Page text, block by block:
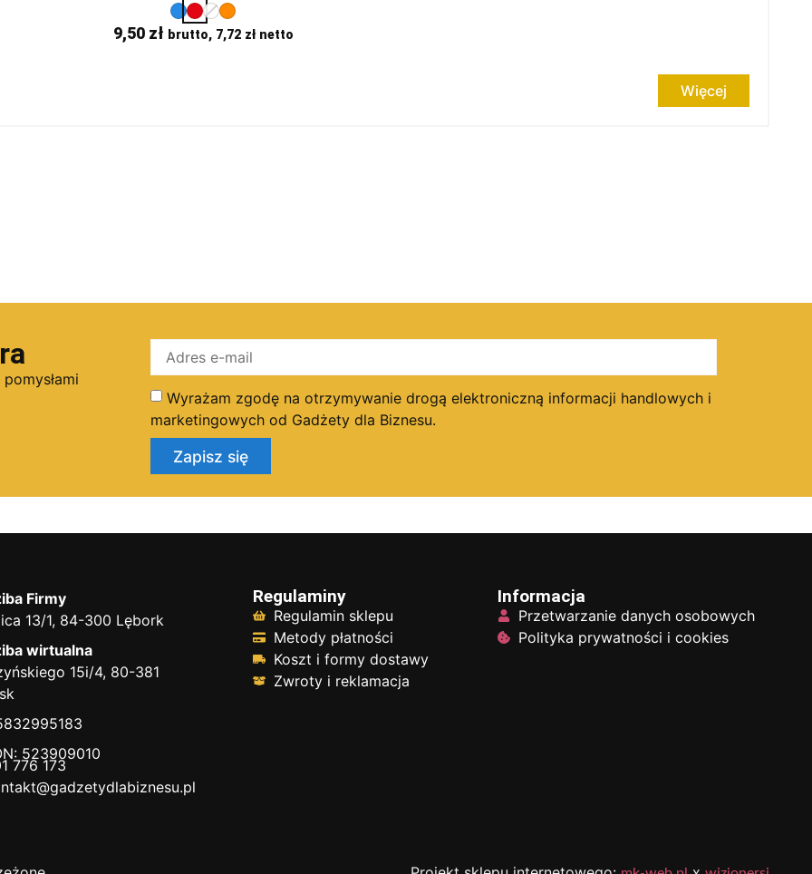
9,50 zł brutto, 7,72 złnetto
Więcej
Wyrażam zgodę na otrzymywanie drogą elektroniczną informacji handlowych i
marketingowych od Gadżety dla Biznesu.
Zapisz się
Firmy
13/1, 84-300 Lębork
wirtualna
15i/4, 80-381
523909010
776 173
Regulaminy
Regulamin sklepu
Metody płatności
Koszt i formy dostawy
Zwroty i reklamacja
Informacja
Przetwarzanie danych osobowych
Polityka prywatności i cookies